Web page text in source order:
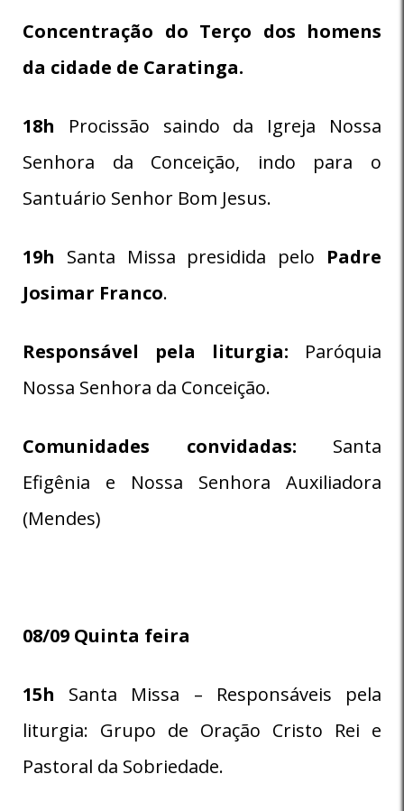
Concentração do Terço dos homens
da cidade de Caratinga.
18h Procissão saindo da Igreja Nossa
Senhora da Conceição, indo para o
Santuário Senhor Bom Jesus.
19h Santa Missa presidida pelo Padre
Josimar Franco.
Responsável pela liturgia: Paróquia
Nossa Senhora da Conceição.
Comunidades convidadas: Santa
Efigênia e Nossa Senhora Auxiliadora
(Mendes)
08/09 Quinta feira
15h Santa Missa – Responsáveis pela
liturgia: Grupo de Oração Cristo Rei e
Pastoral da Sobriedade.